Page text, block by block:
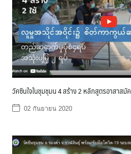
วัคซีนใจในชุมชุมน 4 สร้าง 2 หลักสูตรอาสาส
02 กันยายน 2020